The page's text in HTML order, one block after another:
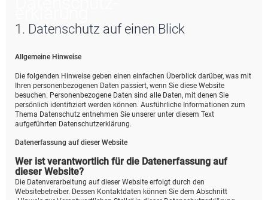
1. Datenschutz auf einen Blick
Allgemeine Hinweise
Die folgenden Hinweise geben einen einfachen Überblick darüber, was mit
Ihren personenbezogenen Daten passiert, wenn Sie diese Website
besuchen. Personenbezogene Daten sind alle Daten, mit denen Sie
persönlich identifiziert werden können. Ausführliche Informationen zum
Thema Datenschutz entnehmen Sie unserer unter diesem Text
aufgeführten Datenschutzerklärung.
Datenerfassung auf dieser Website
Wer ist verantwortlich für die Datenerfassung auf
dieser Website?
Die Datenverarbeitung auf dieser Website erfolgt durch den
Websitebetreiber. Dessen Kontaktdaten können Sie dem Abschnitt